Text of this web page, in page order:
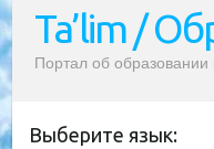
Ta’lim /
Портал об образовании
Выберите язык: